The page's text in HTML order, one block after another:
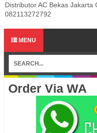
Distributor AC Bekas Jakarta
082113272792
MENU
Order Via WA